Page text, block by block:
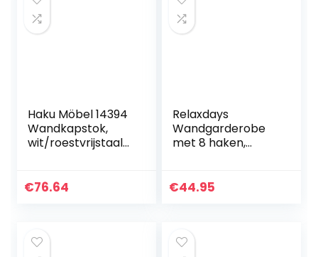
Haku Möbel 14394
Wandkapstok,
wit/roestvrijstaal-
€76.64
Relaxdays
Wandgarderobe
met 8 haken,
H x B x D: 100,5 x
€44.95